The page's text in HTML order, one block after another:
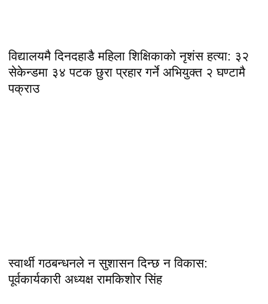
विद्यालयमै दिनदहाडै महिला शिक्षिकाको नृशंस हत्या: ३२
सेकेन्डमा ३४ पटक छुरा प्रहार गर्ने अभियुक्त २ घण्टामै
पक्राउ
स्वार्थी गठबन्धनले न सुशासन दिन्छ न विकास:
पूर्वकार्यकारी अध्यक्ष रामकिशोर सिंह ​